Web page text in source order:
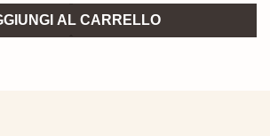
AL CARRELLO